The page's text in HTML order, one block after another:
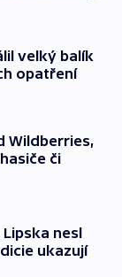
velký balík
opatření
Wildberries,
či
nesl
ukazují